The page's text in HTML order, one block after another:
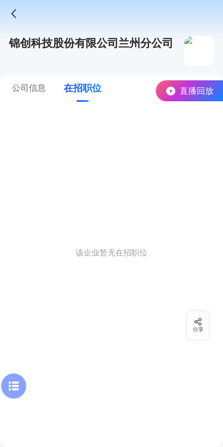
直播回放
锦创科技股份有限公司兰州分公司
公司信息 在招职位
该企业暂无在招职位
分享